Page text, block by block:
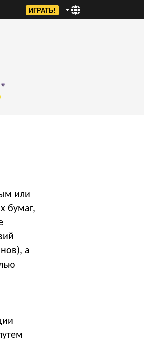
ИГРАТЬ!
или
бумаг,
а